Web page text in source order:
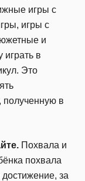
игры с
игры с
и
играть в
Это
полученную в
Похвала и
похвала
за